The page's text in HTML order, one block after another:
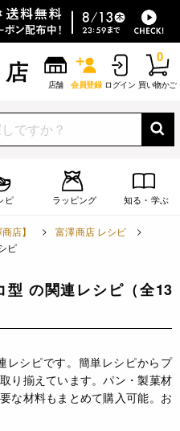
店舗 会員登録 ログイン 買い物かご
0
ピ ラッピング 知る・学ぶ
店】
富澤商店 レシピ
ピ
型 の関連レシピ （全13
レシピです。簡単レシピからプ
り揃えています。パン・製菓材
な材料もまとめて購入可能。お